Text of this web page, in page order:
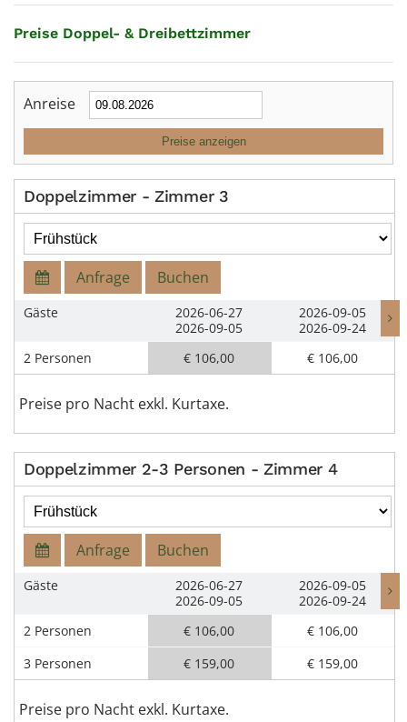
Preise Doppel- & Dreibettzimmer
Anreise
Preise anzeigen
Doppelzimmer - Zimmer 3
Anfrage Buchen
Gäste
2 Personen
2026-06-27
2026-09-05
€ 106,00
2026-09-05
2026-09-24
€ 106,00
Preise pro Nacht exkl. Kurtaxe.
Doppelzimmer 2-3 Personen - Zimmer 4
Anfrage Buchen
Gäste
2 Personen
3 Personen
2026-06-27
2026-09-05
€ 106,00
€ 159,00
2026-09-05
2026-09-24
€ 106,00
€ 159,00
Preise pro Nacht exkl. Kurtaxe.